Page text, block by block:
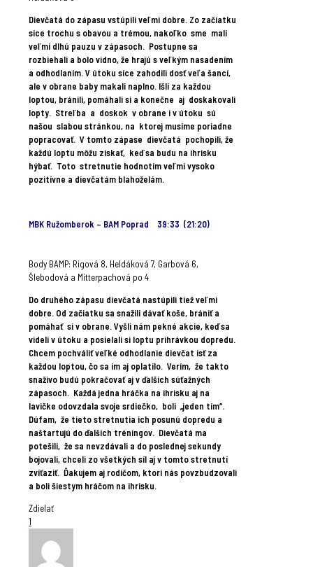
Dievčatá do zápasu vstúpili veľmi dobre. Zo začiatku
síce trochu s obavou a trémou, nakoľko sme mali
veľmi dlhú pauzu v zápasoch. Postupne sa
rozbiehali a bolo vidno, že hrajú s veľkým nasadením
a odhodlaním. V útoku síce zahodili dosť veľa šancí,
ale v obrane baby makali naplno. Išli za každou
loptou, bránili, pomáhali si a konečne aj doskakovali
lopty. Streľba a doskok v obrane i v útoku sú
našou slabou stránkou, na ktorej musíme poriadne
popracovať. V tomto zápase dievčatá pochopili, že
každú loptu môžu získať, keď sa budu na ihrisku
hýbať. Toto stretnutie hodnotím veľmi vysoko
pozitívne a dievčatám blahoželám.
MBK Ružomberok – BAM Poprad 39:33 (21:20)
Body BAMP: Rigová 8, Heldáková 7, Garbová 6,
Šlebodová a Mitterpachová po 4
Do druhého zápasu dievčatá nastúpili tiež veľmi
dobre. Od začiatku sa snažili dávať koše, brániť a
pomáhať si v obrane. Vyšli nám pekné akcie, keď sa
videli v útoku a posielali si loptu prihrávkou dopredu.
Chcem pochváliť veľké odhodlanie dievčat isť za
každou loptou, čo sa im aj oplatilo. Verím, že takto
snaživo budú pokračovať aj v ďalších súťažných
zápasoch. Každá jedna hráčka na ihrisku aj na
lavičke odovzdala svoje srdiečko, boli „jeden tím“.
Dúfam, že tieto stretnutia ich posunú dopredu a
naštartujú do ďalších tréningov. Dievčatá ma
potešili, že sa nevzdávali a do poslednej sekundy
bojovali, chceli zo všetkých síl aj v tomto stretnutí
zvíťaziť. Ďakujem aj rodičom, ktorí nás povzbudzovali
a boli šiestym hráčom na ihrisku.
Zdielať
1